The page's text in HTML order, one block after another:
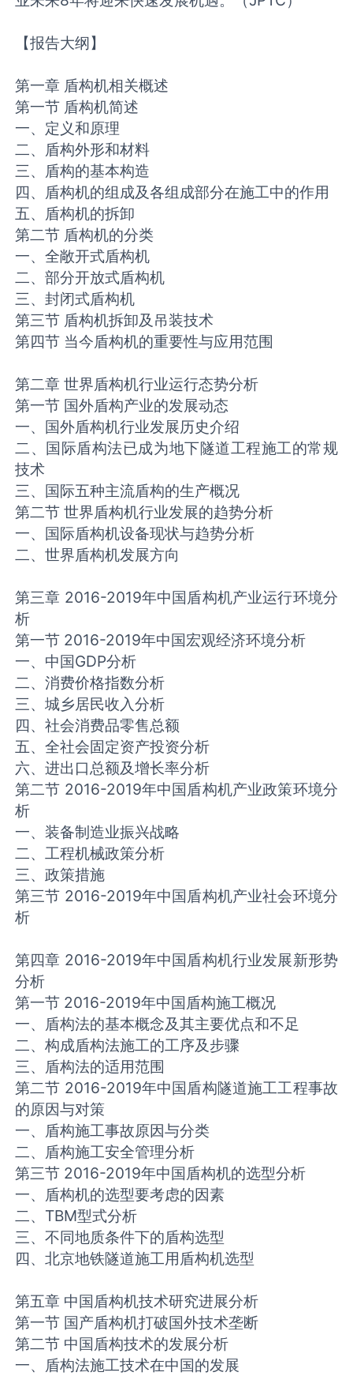
【报告大纲】
第一章 盾构机相关概述
第一节 盾构机简述
一、定义和原理
二、盾构外形和材料
三、盾构的基本构造
四、盾构机的组成及各组成部分在施工中的作用
五、盾构机的拆卸
第二节 盾构机的分类
一、全敞开式盾构机
二、部分开放式盾构机
三、封闭式盾构机
第三节 盾构机拆卸及吊装技术
第四节 当今盾构机的重要性与应用范围
第二章 世界盾构机行业运行态势分析
第一节 国外盾构产业的发展动态
一、国外盾构机行业发展历史介绍
二、国际盾构法已成为地下隧道工程施工的常规
技术
三、国际五种主流盾构的生产概况
第二节 世界盾构机行业发展的趋势分析
一、国际盾构机设备现状与趋势分析
二、世界盾构机发展方向
第三章 2016-2019年中国盾构机产业运行环境分
析
第一节 2016-2019年中国宏观经济环境分析
一、中国GDP分析
二、消费价格指数分析
三、城乡居民收入分析
四、社会消费品零售总额
五、全社会固定资产投资分析
六、进出口总额及增长率分析
第二节 2016-2019年中国盾构机产业政策环境分
析
一、装备制造业振兴战略
二、工程机械政策分析
三、政策措施
第三节 2016-2019年中国盾构机产业社会环境分
析
第四章 2016-2019年中国盾构机行业发展新形势
分析
第一节 2016-2019年中国盾构施工概况
一、盾构法的基本概念及其主要优点和不足
二、构成盾构法施工的工序及步骤
三、盾构法的适用范围
第二节 2016-2019年中国盾构隧道施工工程事故
的原因与对策
一、盾构施工事故原因与分类
二、盾构施工安全管理分析
第三节 2016-2019年中国盾构机的选型分析
一、盾构机的选型要考虑的因素
二、TBM型式分析
三、不同地质条件下的盾构选型
四、北京地铁隧道施工用盾构机选型
第五章 中国盾构机技术研究进展分析
第一节 国产盾构机打破国外技术垄断
第二节 中国盾构技术的发展分析
一、盾构法施工技术在中国的发展